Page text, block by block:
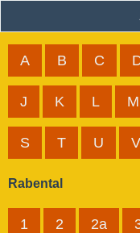
A B C
J K L M
S T U V
Rabental
1 2 2a